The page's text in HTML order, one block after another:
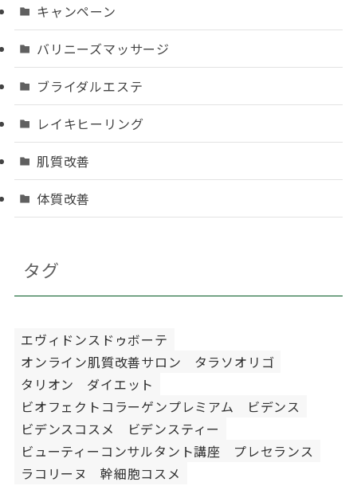
キャンペーン
バリニーズマッサージ
ブライダルエステ
レイキヒーリング
肌質改善
体質改善
タグ
エヴィドンスドゥボーテ
オンライン肌質改善サロン
タラソオリゴ
タリオン
ダイエット
ビオフェクトコラーゲンプレミアム
ビデンス
ビデンスコスメ
ビデンスティー
ビューティーコンサルタント講座
プレセランス
ラコリーヌ
幹細胞コスメ